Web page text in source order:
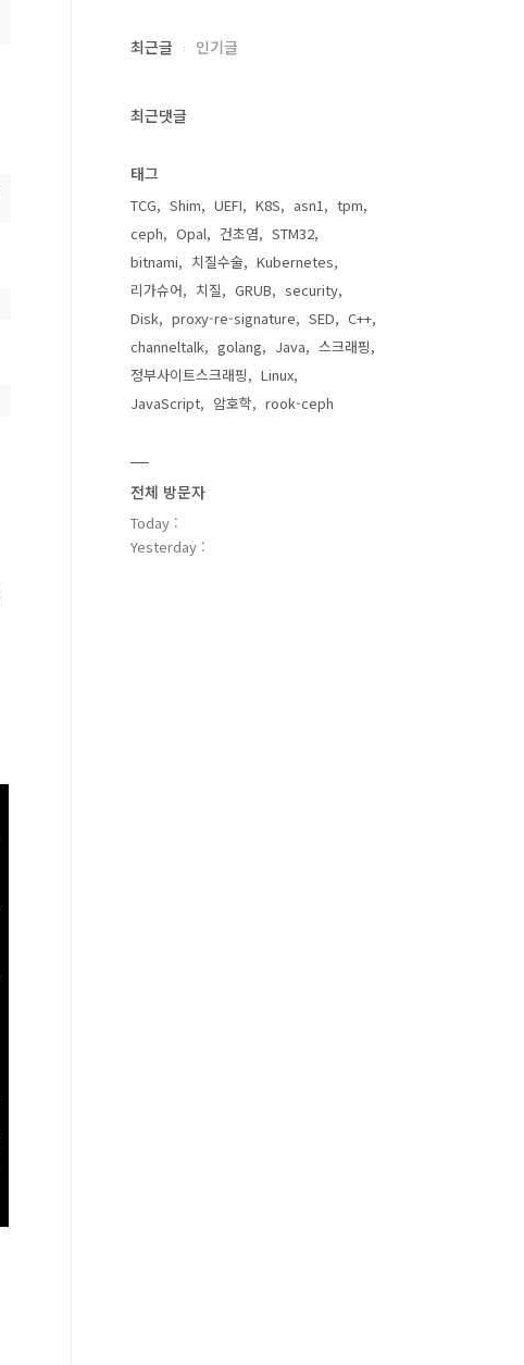
최근글 인기글
최근댓글
태그
TCG Shim UEFI K8S asn1
tpm
ceph
Opal 건초염
STM32
bitnami
치질수술
Kubernetes
리가슈어
치질 GRUB
security
Disk
proxy-re-signature SED
C++
channeltalk
golang Java
스크래핑
정부사이트스크래핑
Linux
JavaScript
암호학 rook-ceph
전체 방문자
Today :
Yesterday :